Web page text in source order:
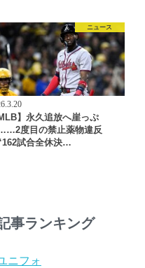
ニュース
MLB】永久追放へ崖っぷ
度目の禁止薬物違反
試合全休決…
事ランキング
ニフォ